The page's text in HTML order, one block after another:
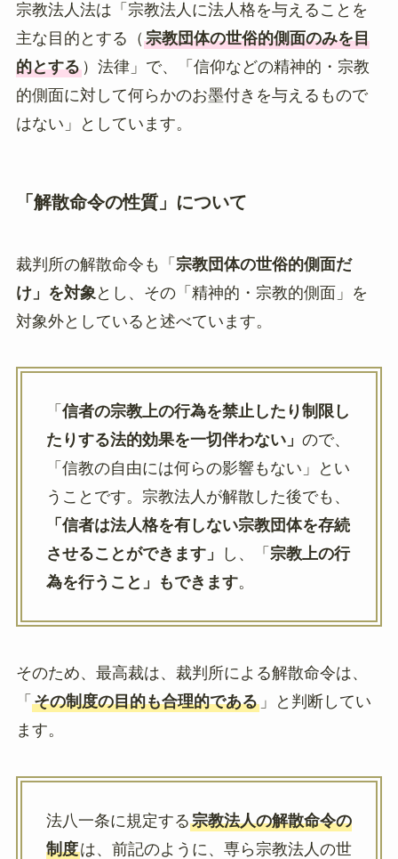
宗教法人法は「宗教法人に法人格を与えることを
主な目的とする（ 宗教団体の世俗的側面のみを目
的とする）法律」で、「信仰などの精神的・宗教
的側面に対して何らかのお墨付きを与えるもので
はない」としています。
「解散命令の性質」について
裁判所の解散命令も「 宗教団体の世俗的側面だ
け」を対象 とし、その「精神的・宗教的側面」を
対象外としていると述べています。
「 信者の宗教上の行為を禁止したり制限し
たりする法的効果を一切伴わない」 ので、
「信教の自由には何らの影響もない」とい
うことです。宗教法人が解散した後でも、
「信者は法人格を有しない宗教団体を存続
させることができます」
し、「 宗教上の行
為を行うこと」もできます。
そのため、最高裁は、裁判所による解散命令は、
「 その制度の目的も合理的である」と判断してい
ます。
法八一条に規定する宗教法人の解散命令の
制度は、前記のように、専ら宗教法人の世